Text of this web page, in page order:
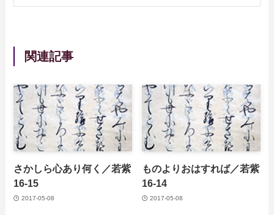
関連記事
さかしら心あり何く／若紫
16-15
2017-05-08
ものよりおはすれば／若紫
16-14
2017-05-08